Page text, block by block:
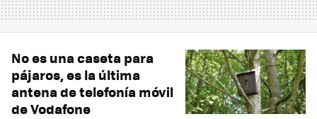
No es una caseta para
pájaros, es la última
antena de telefonía móvil
de Vodafone